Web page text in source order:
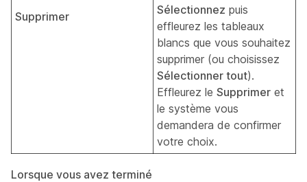
Supprimer
Sélectionnez puis
effleurez les tableaux
blancs que vous souhaitez
supprimer (ou choisissez
Sélectionner tout).
Effleurez le Supprimer et
le système vous
demandera de confirmer
votre choix.
Lorsque vous avez terminé